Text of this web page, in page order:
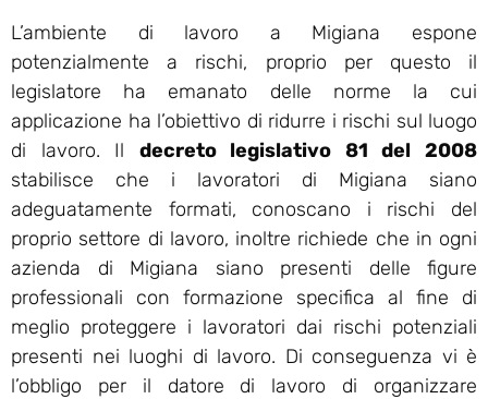
L’ambiente di lavoro a Migiana espone
potenzialmente a rischi, proprio per questo il
legislatore ha emanato delle norme la cui
applicazione ha l’obiettivo di ridurre i rischi sul luogo
di lavoro. Il decreto legislativo 81 del 2008
stabilisce che i lavoratori di Migiana siano
adeguatamente formati, conoscano i rischi del
proprio settore di lavoro, inoltre richiede che in ogni
azienda di Migiana siano presenti delle figure
professionali con formazione specifica al fine di
meglio proteggere i lavoratori dai rischi potenziali
presenti nei luoghi di lavoro. Di conseguenza vi è
l’obbligo per il datore di lavoro di organizzare